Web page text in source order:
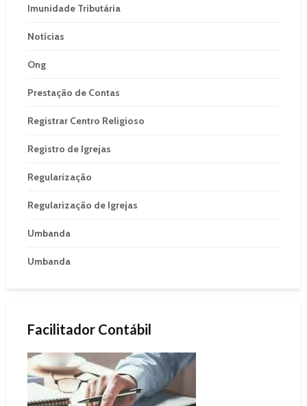
Imunidade Tributária
Notícias
Ong
Prestação de Contas
Registrar Centro Religioso
Registro de Igrejas
Regularização
Regularização de Igrejas
Umbanda
Umbanda
Facilitador Contábil